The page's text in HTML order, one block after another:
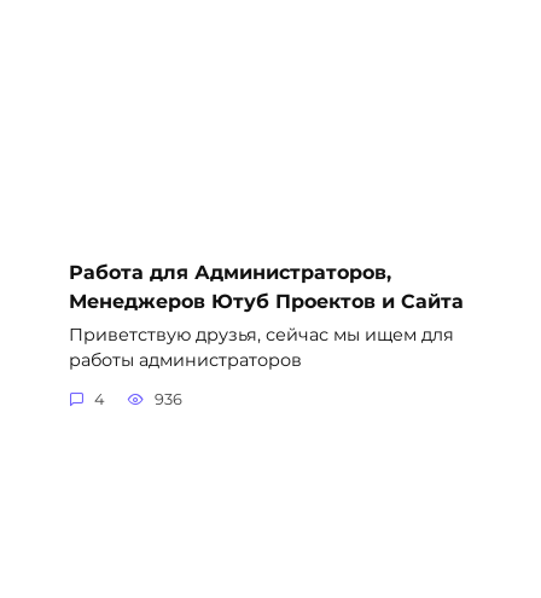
Работа для Администраторов,
Менеджеров Ютуб Проектов и Сайта
Приветствую друзья, сейчас мы ищем для
работы администраторов
4 936